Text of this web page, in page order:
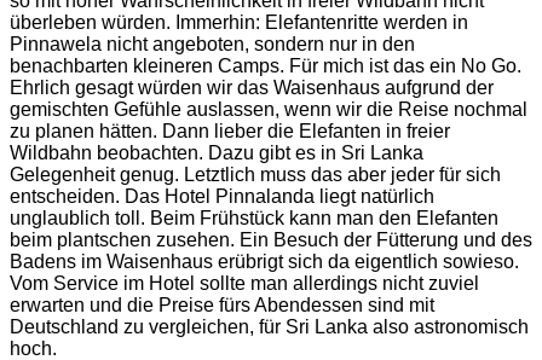
überleben würden. Immerhin: Elefantenritte werden in
Pinnawela nicht angeboten, sondern nur in den
benachbarten kleineren Camps. Für mich ist das ein No Go.
Ehrlich gesagt würden wir das Waisenhaus aufgrund der
gemischten Gefühle auslassen, wenn wir die Reise nochmal
zu planen hätten. Dann lieber die Elefanten in freier
Wildbahn beobachten. Dazu gibt es in Sri Lanka
Gelegenheit genug. Letztlich muss das aber jeder für sich
entscheiden. Das Hotel Pinnalanda liegt natürlich
unglaublich toll. Beim Frühstück kann man den Elefanten
beim plantschen zusehen. Ein Besuch der Fütterung und des
Badens im Waisenhaus erübrigt sich da eigentlich sowieso.
Vom Service im Hotel sollte man allerdings nicht zuviel
erwarten und die Preise fürs Abendessen sind mit
Deutschland zu vergleichen, für Sri Lanka also astronomisch
hoch.